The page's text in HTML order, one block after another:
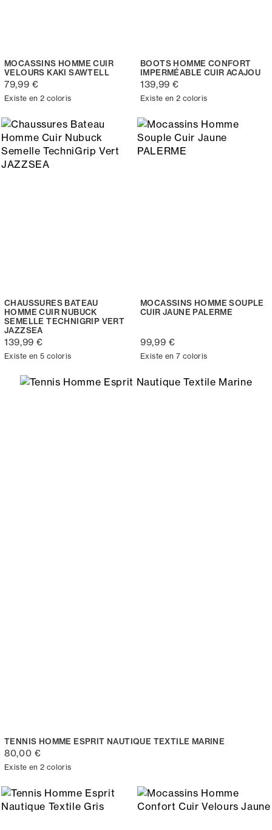
MOCASSINS HOMME CUIR
VELOURS KAKI SAWTELL
79,99 €
Existe en 2 coloris
BOOTS HOMME CONFORT
IMPERMÉABLE CUIR ACAJOU
139,99 €
Existe en 2 coloris
CHAUSSURES BATEAU
HOMME CUIR NUBUCK
SEMELLE TECHNIGRIP VERT
JAZZSEA
139,99 €
Existe en 5 coloris
MOCASSINS HOMME SOUPLE
CUIR JAUNE PALERME
99,99 €
Existe en 7 coloris
TENNIS HOMME ESPRIT NAUTIQUE TEXTILE MARINE
80,00 €
Existe en 2 coloris